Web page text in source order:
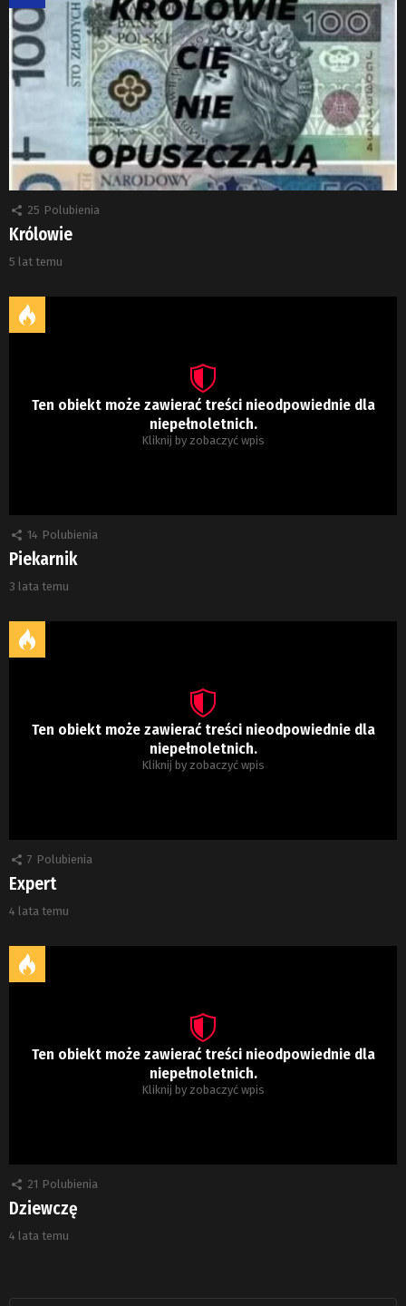
25 Polubienia
Królowie
5 lat temu
Ten obiekt może zawierać treści nieodpowiednie dla
niepełnoletnich.
Kliknij by zobaczyć wpis
14 Polubienia
Piekarnik
3 lata temu
Ten obiekt może zawierać treści nieodpowiednie dla
niepełnoletnich.
Kliknij by zobaczyć wpis
7 Polubienia
Expert
4 lata temu
Ten obiekt może zawierać treści nieodpowiednie dla
niepełnoletnich.
Kliknij by zobaczyć wpis
21 Polubienia
Dziewczę
4 lata temu